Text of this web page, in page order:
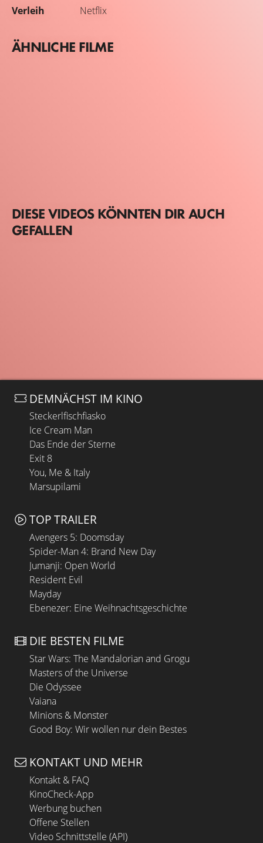
Verleih
Netflix
ÄHNLICHE FILME
DIESE VIDEOS KÖNNTEN DIR AUCH
GEFALLEN
DEMNÄCHST IM KINO
Steckerlfischfiasko
Ice Cream Man
Das Ende der Sterne
Exit 8
You, Me & Italy
Marsupilami
TOP TRAILER
Avengers 5: Doomsday
Spider-Man 4: Brand New Day
Jumanji: Open World
Resident Evil
Mayday
Ebenezer: Eine Weihnachtsgeschichte
DIE BESTEN FILME
Star Wars: The Mandalorian and Grogu
Masters of the Universe
Die Odyssee
Vaiana
Minions & Monster
Good Boy: Wir wollen nur dein Bestes
KONTAKT UND MEHR
Kontakt & FAQ
KinoCheck-App
Werbung buchen
Offene Stellen
Video Schnittstelle (API)